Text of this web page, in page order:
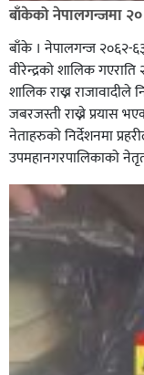
बाँकेको नेपालगन्जमा २०
बाँके । नेपालगन्ज २०६२-
वीरेन्द्रको शालिक
शालिक राख्न
जबरजस्ती राख्ने प्रयास
नेताहरुकाे निर्देशनमा
उपमहानगरपालिकाकाे